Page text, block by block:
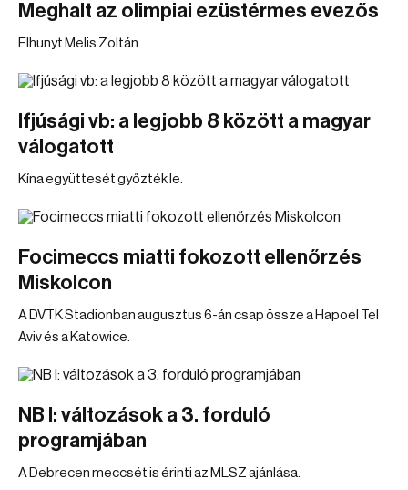
Meghalt az olimpiai ezüstérmes evezős
Elhunyt Melis Zoltán.
Ifjúsági vb: a legjobb 8 között a magyar
válogatott
Kína együttesét győzték le.
Focimeccs miatti fokozott ellenőrzés
Miskolcon
A DVTK Stadionban augusztus 6-án csap össze a Hapoel Tel
Aviv és a Katowice.
NB I: változások a 3. forduló
programjában
A Debrecen meccsét is érinti az MLSZ ajánlása.